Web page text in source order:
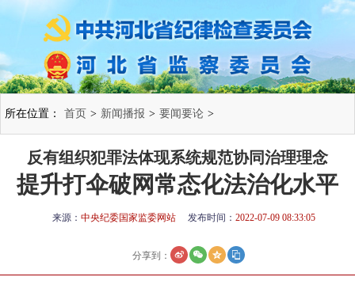
所在位置： 首页 > 新闻播报 > 要闻要论 >
反有组织犯罪法体现系统规范协同治理理念
提升打伞破网常态化法治化水平
来源： 中央纪委国家监委网站 发布时间： 2022-07-09 08:33:05
分享到：